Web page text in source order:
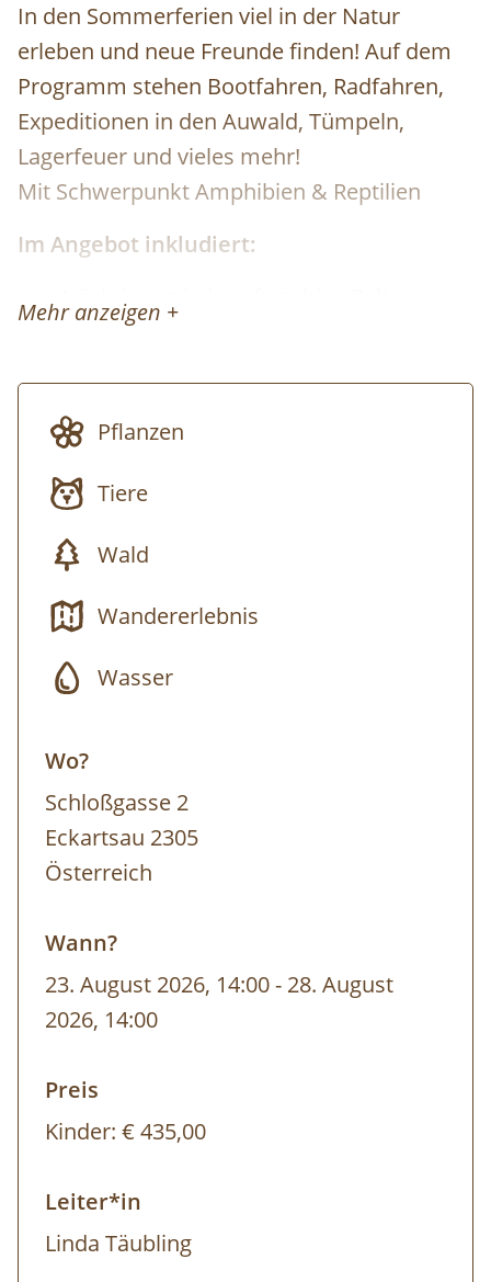
In den Sommerferien viel in der Natur
erleben und neue Freunde finden! Auf dem
Programm stehen Bootfahren, Radfahren,
Expeditionen in den Auwald, Tümpeln,
Lagerfeuer und vieles mehr!
Mit Schwerpunkt Amphibien & Reptilien
Im Angebot inkludiert:
Nächtigung in komfortablen Zelten
Moderne Sanitärräume
Campgelände mit eigener Feuerstelle
und Spielwies
Naturerlebnisgelände fußläufig in 5 min.
erreichbar
Vollverpflegung (Frühstück, Lunchpakete
während des Tages, Grillabend bzw.
Durchgehende inhaltliche Gestaltung
die gesamte Aufenthaltszeit durch
zertifizierte Nationalpark-Rangerinnen
und -Ranger. Dazu gehören
Themenexkursionen bzw. -
Schloss Orth an der Donau mit dem
Forschungslabor am Campgelände,
Benützung der Tümpelanlage im
umweltpädagogisches Spieleprogramm,
wissenschaftliches und kreatives
Eckartsau etc. … inkl. aller benötigten
Arbeitsmaterialien
Mehr anzeigen +
Pflanzen
Tiere
Wald
Wandererlebnis
Wasser
Wo?
Schloßgasse 2
Eckartsau 2305
Österreich
Wann?
23. August 2026, 14:00- 28. August
2026, 14:00
Preis
Kinder: € 435,00
Leiter*in
Linda Täubling